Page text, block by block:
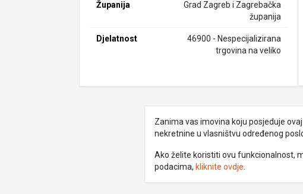
Županija
Grad Zagreb i Zagrebačka
županija
Djelatnost
46900 - Nespecijalizirana
trgovina na veliko
Zanima vas imovina koju posjeduje
nekretnine u vlasništvu određenog
Ako želite koristiti ovu funkcionalnost,
podacima, kliknite ovdje